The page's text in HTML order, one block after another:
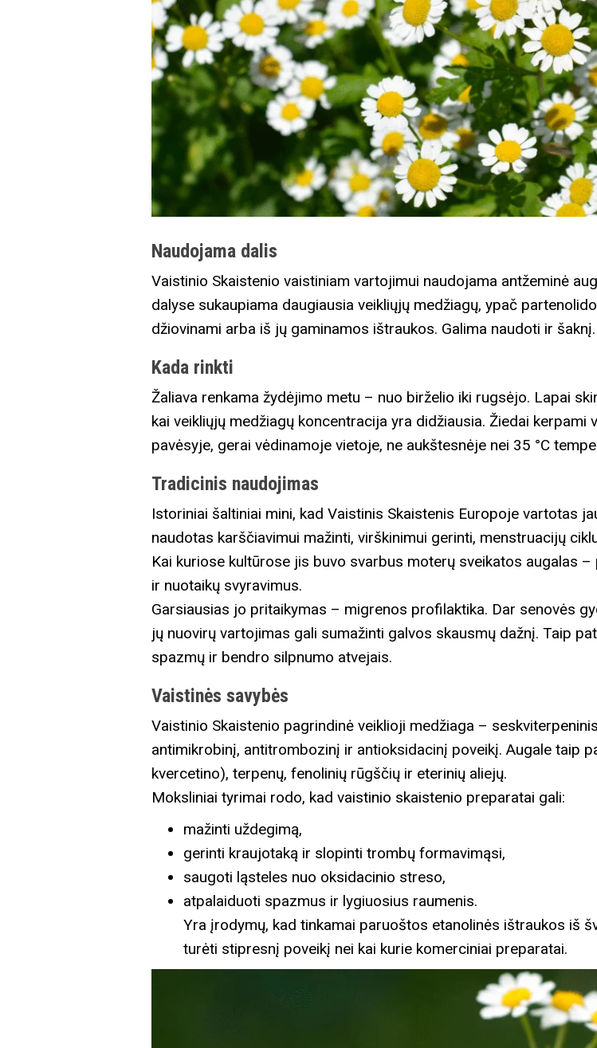
Naudojama dalis
Vaistinio Skaistenio vaistiniam vartojimui naudojama antžeminė
dalyse sukaupiama daugiausia veikliųjų medžiagų, ypač
džiovinami arba iš jų gaminamos ištraukos. Galima naudoti ir šaknį.
Kada rinkti
Žaliava renkama žydėjimo metu – nuo birželio iki rugsėjo. Lapai
kai veikliųjų medžiagų koncentracija yra didžiausia. Žiedai kerpami
pavėsyje, gerai vėdinamoje vietoje, ne aukštesnėje nei 35 °C
Tradicinis naudojimas
Istoriniai šaltiniai mini, kad Vaistinis Skaistenis Europoje vartotas
naudotas karščiavimui mažinti, virškinimui gerinti, menstruacijų
Kai kuriose kultūrose jis buvo svarbus moterų sveikatos augalas
ir nuotaikų svyravimus.
Garsiausias jo pritaikymas – migrenos profilaktika. Dar senovės
jų nuovirų vartojimas gali sumažinti galvos skausmų dažnį. Taip
spazmų ir bendro silpnumo atvejais.
Vaistinės savybės
Vaistinio Skaistenio pagrindinė veiklioji medžiaga –
antimikrobinį, antitrombozinį ir antioksidacinį poveikį. Augale taip
kvercetino), terpenų, fenolinių rūgščių ir eterinių aliejų.
Moksliniai tyrimai rodo, kad vaistinio skaistenio preparatai gali:
mažinti uždegimą,
gerinti kraujotaką ir slopinti trombų formavimąsi,
saugoti ląsteles nuo oksidacinio streso,
atpalaiduoti spazmus ir lygiuosius raumenis.
Yra įrodymų, kad tinkamai paruoštos etanolinės ištraukos iš
turėti stipresnį poveikį nei kai kurie komerciniai preparatai.